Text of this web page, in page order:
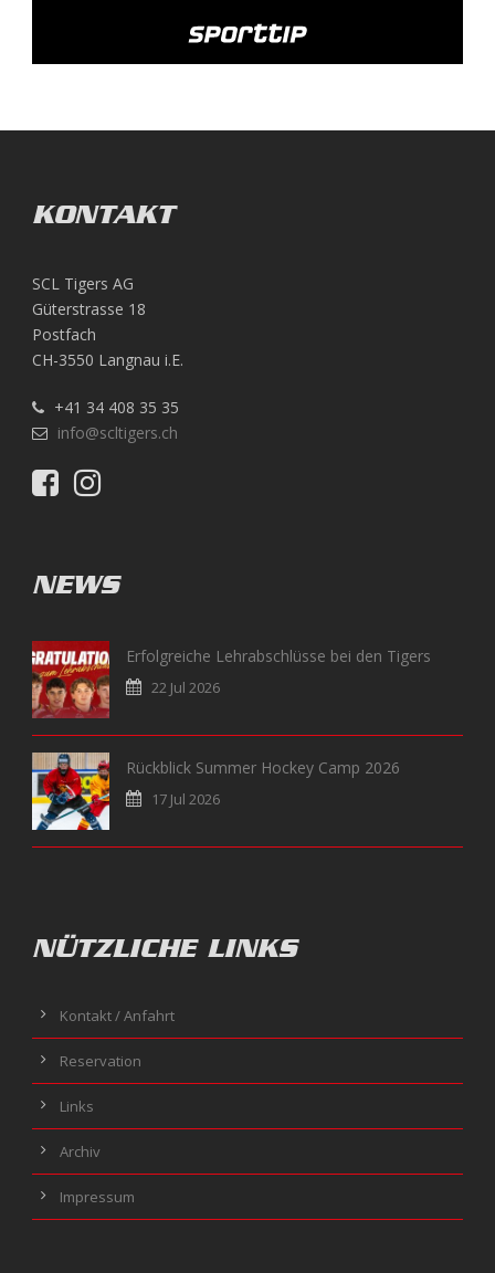
KONTAKT
SCL Tigers AG
Güterstrasse 18
Postfach
CH-3550 Langnau i.E.
+41 34 408 35 35
info@scltigers.ch
NEWS
Erfolgreiche Lehrabschlüsse bei den Tigers
22 Jul 2026
Rückblick Summer Hockey Camp 2026
17 Jul 2026
NÜTZLICHE LINKS
Kontakt / Anfahrt
Reservation
Links
Archiv
Impressum